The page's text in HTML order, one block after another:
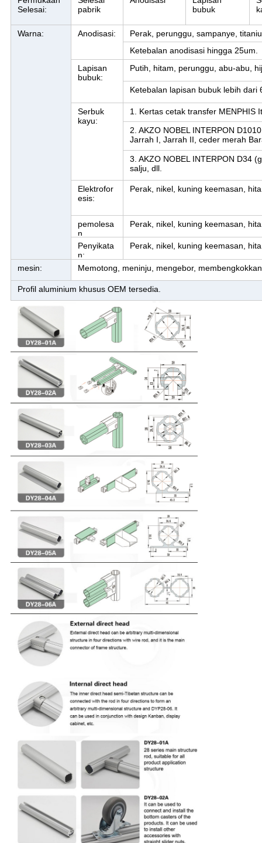
Selesai:
pabrik
bubuk
Warna: Anodisasi:
Perak, perunggu, sampanye,
Ketebalan anodisasi hingga 25um.
Lapisan
bubuk:
Putih, hitam, perunggu, abu-abu,
Ketebalan lapisan bubuk lebih dari
Serbuk
kayu:
1. Kertas cetak transfer MENPHIS
2. AKZO NOBEL INTERPON
Jarrah I, Jarrah II, ceder merah
3. AKZO NOBEL INTERPON D34
salju, dll.
Elektrofor
esis:
Perak, nikel, kuning keemasan,
pemolesa
n
Perak, nikel, kuning keemasan,
Penyikata
n:
Perak, nikel, kuning keemasan,
mesin: Memotong, meninju, mengebor,
Profil aluminium khusus OEM tersedia.